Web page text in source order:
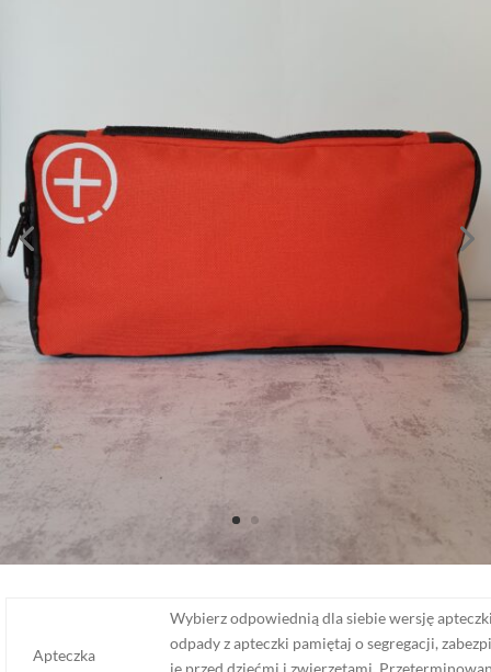
Apteczka
Wybierz odpowiednią dla siebie wersję
odpady z apteczki pamiętaj o segregacji,
je przed dziećmi i zwierzętami.